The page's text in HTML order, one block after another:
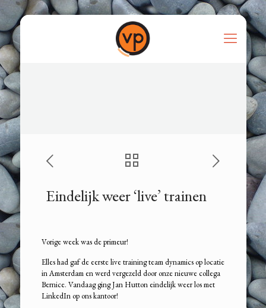
Eindelijk weer ‘live’ trainen
Vorige week was de primeur!
Elles had gaf de eerste live training team dynamics op locatie
in Amsterdam en werd vergezeld door onze nieuwe collega
Bernice. Vandaag ging Jan Hutton eindelijk weer los met
LinkedIn op ons kantoor!